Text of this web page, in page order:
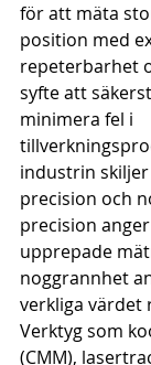
för att mäta
position med
repeterbarhet
syfte att
minimera fel i
industrin
precision och
precision
upprepade
noggrannhet
verkliga värdet
Verktyg som
(CMM),